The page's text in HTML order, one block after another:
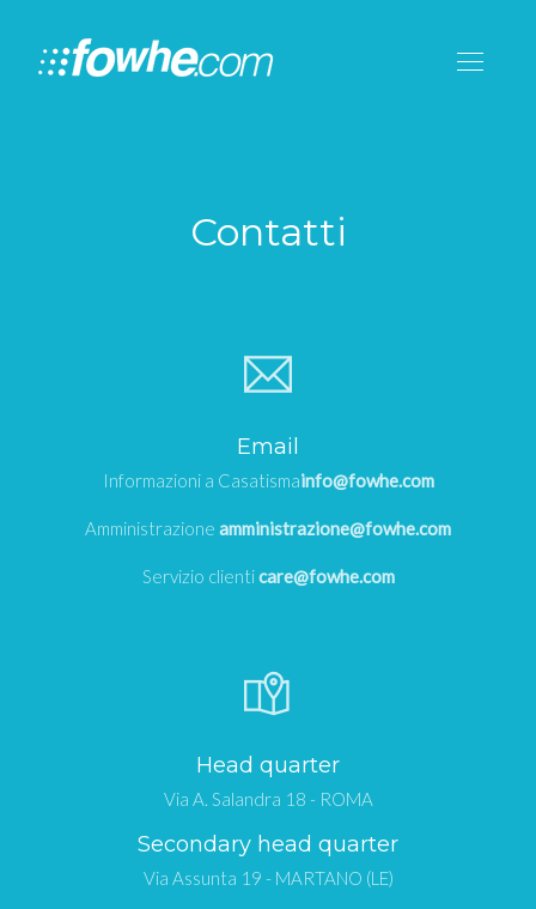
Contatti
Email
Informazioni a Casatismainfo@fowhe.com
Amministrazione amministrazione@fowhe.com
Servizio clienticare@fowhe.com
Head quarter
Via A. Salandra 18 - ROMA
Secondary head quarter
Via Assunta 19 - MARTANO (LE)